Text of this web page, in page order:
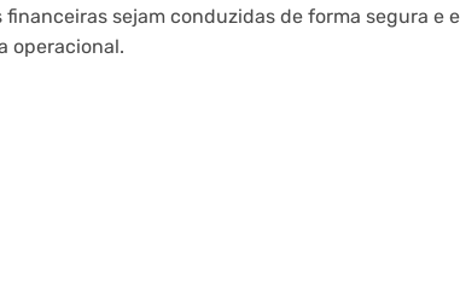
sejam conduzidas de forma segura e
operacional.